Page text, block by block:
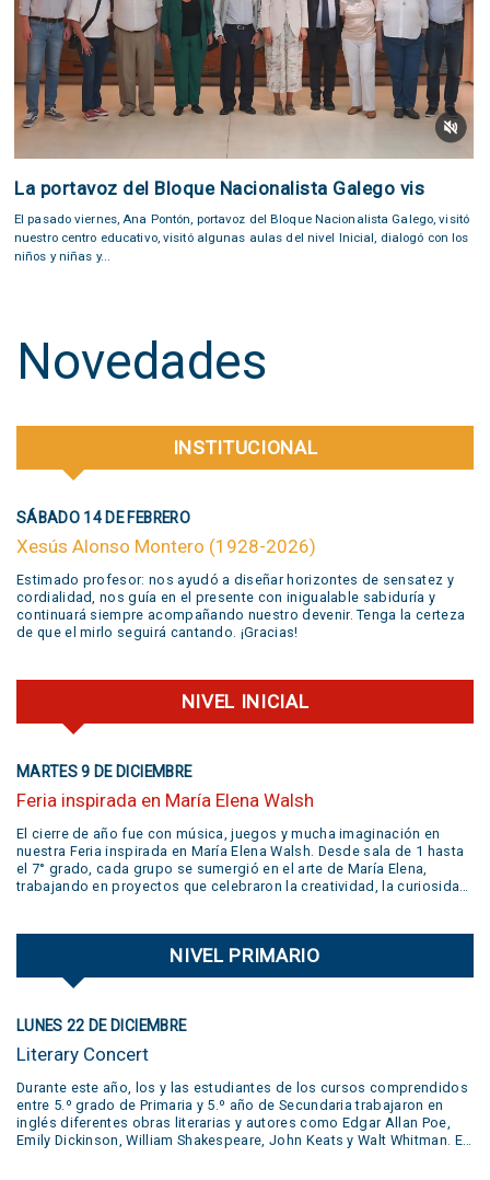
La portavoz del Bloque Nacionalista Galego vis
El pasado viernes, Ana Pontón, portavoz del Bloque Nacionalista Galego, visitó
nuestro centro educativo, visitó algunas aulas del nivel Inicial, dialogó con los
niños y niñas y...
Novedades
INSTITUCIONAL
SÁBADO 14 DE FEBRERO
Xesús Alonso Montero (1928-2026)
Estimado profesor: nos ayudó a diseñar horizontes de sensatez y
cordialidad, nos guía en el presente con inigualable sabiduría y
continuará siempre acompañando nuestro devenir. Tenga la certeza
de que el mirlo seguirá cantando. ¡Gracias!
NIVEL INICIAL
MARTES 9 DE DICIEMBRE
Feria inspirada en María Elena Walsh
El cierre de año fue con música, juegos y mucha imaginación en
nuestra Feria inspirada en María Elena Walsh. Desde sala de 1 hasta
el 7° grado, cada grupo se sumergió en el arte de María Elena,
trabajando en proyectos que celebraron la creatividad, la curiosidad,
@jivers.swing por sumarse a cerrar la jornada con su música.
¡Gracias por el talento y la alegría que nos compartieron! VER VIDEO
NIVEL PRIMARIO
LUNES 22 DE DICIEMBRE
Literary Concert
Durante este año, los y las estudiantes de los cursos comprendidos
entre 5.º grado de Primaria y 5.º año de Secundaria trabajaron en
inglés diferentes obras literarias y autores como Edgar Allan Poe,
Emily Dickinson, William Shakespeare, John Keats y Walt Whitman. En